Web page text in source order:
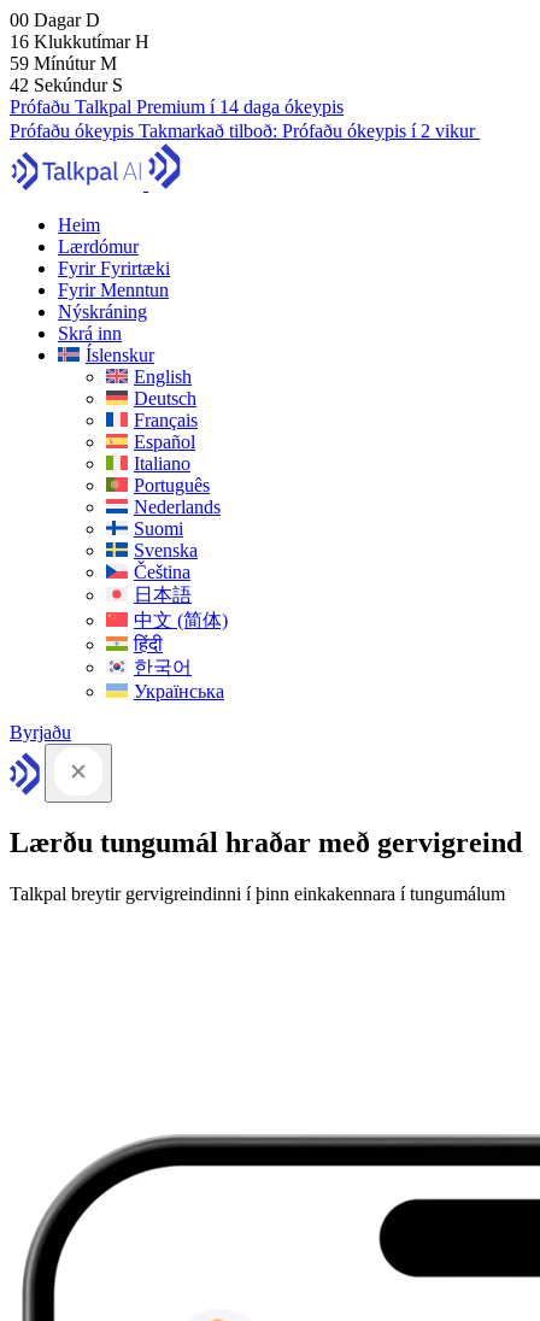
00 DagarD
16 KlukkutímarH
59 MínúturM
41 Sekúndur S
Prófaðu Talkpal Premium í 14 daga ókeypis
Prófaðu ókeypis Takmarkað tilboð: Prófaðu ókeypis í 2 vikur
Heim
Lærdómur
Fyrir Fyrirtæki
Fyrir Menntun
Nýskráning
Skrá inn
Íslenskur
English
Deutsch
Français
Español
Italiano
Português
Nederlands
Suomi
Svenska
Čeština
日本語
中文 (简体)
हिंदी
한국어
Українська
Byrjaðu
Lærðu tungumál hraðar með gervigreind
Talkpal breytir gervigreindinni í þinn einkakennara í tungumálum